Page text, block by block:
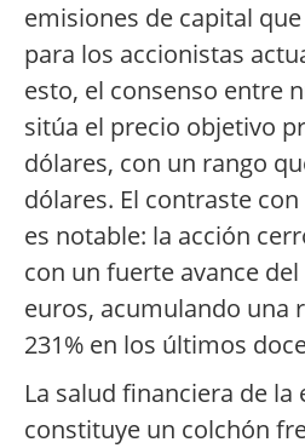
emisiones de capital
para los accionistas
esto, el consenso entre
sitúa el precio objetivo
dólares, con un rango
dólares. El contraste
es notable: la acción
con un fuerte avance del
euros, acumulando una
231% en los últimos
La salud financiera de la
constituye un colchón